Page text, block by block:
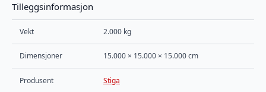
Tilleggsinformasjon
Vekt 2.000 kg
Dimensjoner 15.000 × 15.000 × 15.000 cm
Produsent Stiga